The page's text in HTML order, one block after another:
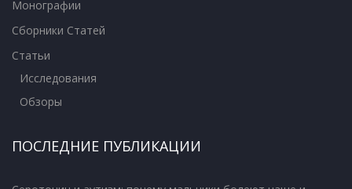
Монографии
Сборники Статей
Статьи
Исследования
Обзоры
ПОСЛЕДНИЕ ПУБЛИКАЦИИ